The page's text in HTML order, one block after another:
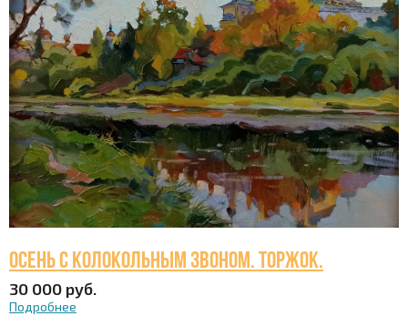
Осень с колокольным звоном. Торжок.
30 000 руб.
Подробнее